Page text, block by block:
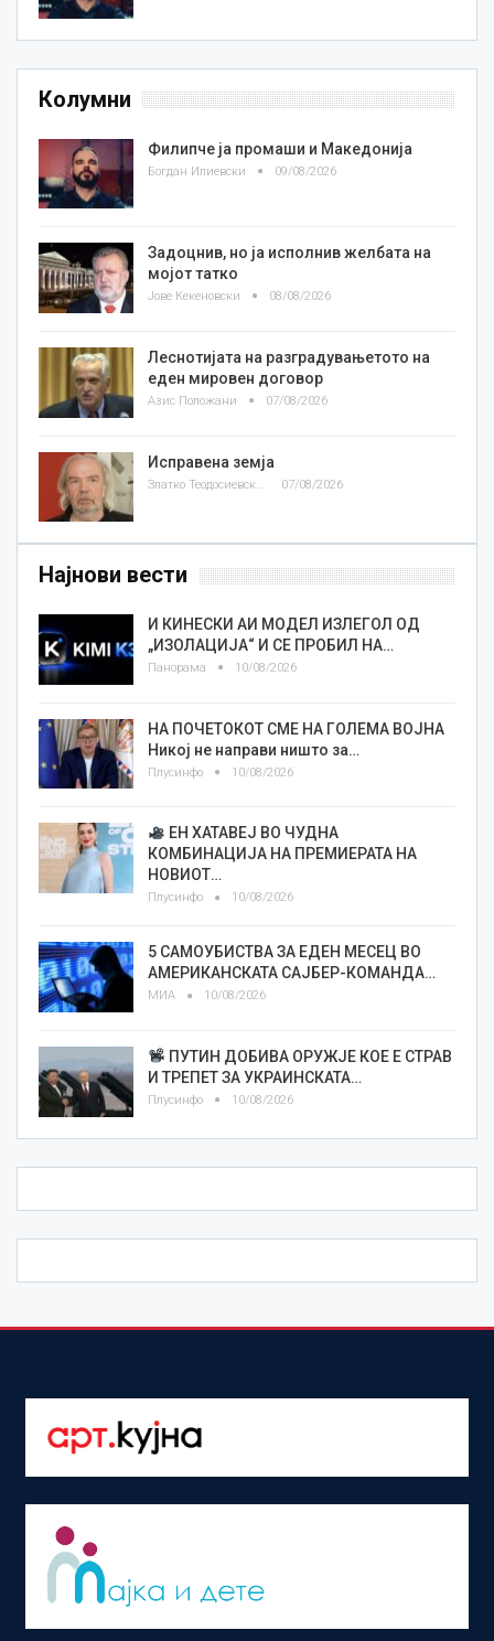
Колумни
Филипче ја промаши и Македонија
Богдан Илиевски 09/08/2026
Задоцнив, но ја исполнив желбата на
мојот татко
Јове Кекеновски 08/08/2026
Леснотијата на разградувањетото на
еден мировен договор
Азис Положани 07/08/2026
Исправена земја
07/08/2026
Најнови вести
И КИНЕСКИ АИ МОДЕЛ ИЗЛЕГОЛ ОД
„ИЗОЛАЦИЈА“ И СЕ ПРОБИЛ НА…
Панорама 10/08/2026
НА ПОЧЕТОКОТ СМЕ НА ГОЛЕМА ВОЈНА
Никој не направи ништо за…
Плусинфо 10/08/2026
ЕН ХАТАВЕЈ ВО ЧУДНА
КОМБИНАЦИЈА НА ПРЕМИЕРАТА НА
НОВИОТ…
Плусинфо 10/08/2026
5 САМОУБИСТВА ЗА ЕДЕН МЕСЕЦ ВО
АМЕРИКАНСКАТА САЈБЕР-КОМАНДА…
МИА 10/08/2026
ПУТИН ДОБИВА ОРУЖЈЕ КОЕ Е СТРАВ
И ТРЕПЕТ ЗА УКРАИНСКАТА…
Плусинфо 10/08/2026